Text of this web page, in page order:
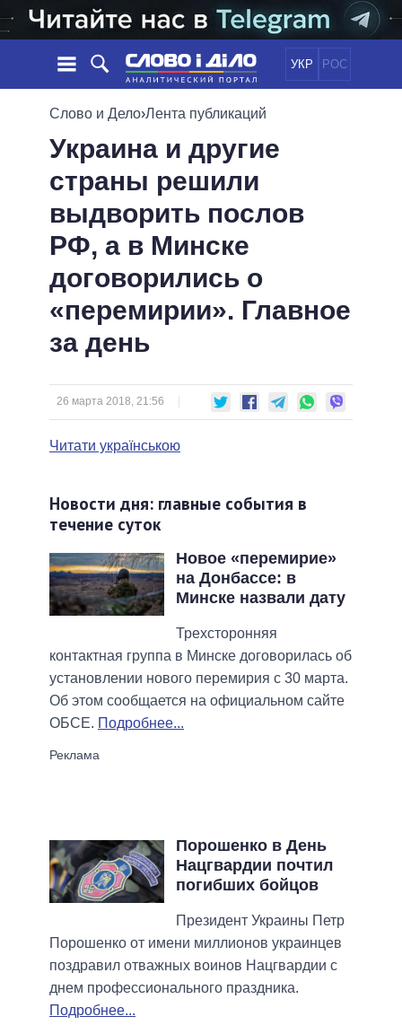
УКР РОС
НОВОСТИ
ЛЕНТА
СОБЫТИЯ
СТАТЬИ
МНЕНИЯ
ОБЗОРЫ
ДАЙДЖЕСТЫ
ПОЛИТИКА
ЭКОНОМИКА
ОБЩЕСТВО
ОБЕЩАНИЯ
ПОЛИТИКИ
ВСЕ ПОЛИТИКИ
ПРЕЗИДЕНТ И ОФИС
ВЕРХОВНАЯ РАДА
КАБИНЕТ МИНИСТРОВ
ГЛАВЫ ОБЛАДМИНИСТРАЦИЙ
ВСЕ ПЕРСОНЫ
ВИДЕО
ПОДДЕРЖАТЬ
СРАВНЕНИЕ ПОЛИТИКОВ
Слово и Дело›Лента публикаций
Украина и другие
страны решили
выдворить послов
РФ, а в Минске
договорились о
«перемирии». Главное
за день
26 марта 2018, 21:56
Читати українською
Новости дня: главные события в
течение суток
Новое «перемирие»
на Донбассе: в
Минске назвали дату
Трехсторонняя
контактная группа в Минске договорилась об
установлении нового перемирия с 30 марта.
Об этом сообщается на официальном сайте
ОБСЕ. Подробнее...
Порошенко в День
Нацгвардии почтил
погибших бойцов
Президент Украины Петр
Порошенко от имени миллионов украинцев
поздравил отважных воинов Нацгвардии с
днем профессионального праздника.
Подробнее...